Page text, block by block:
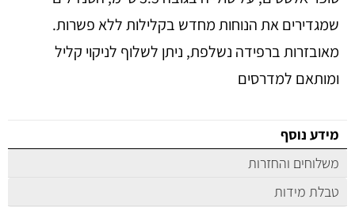
שמגדירים את הנוחות מחדש בקלילות ללא פשרות.
מאובזרות ברפידה נשלפת, ניתן לשלוף לניקוי קליל
ומותאם למדרסים
מידע נוסף
משלוחים והחזרות
טבלת מידות